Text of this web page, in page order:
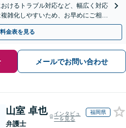
けるトラブル対応など、幅広く対応
雑化しやすいため、お早めにご相談
料金表を見る
メールでお問い合わせ
山室 卓也
弁護士
インタビュ
ーを見る
福岡県